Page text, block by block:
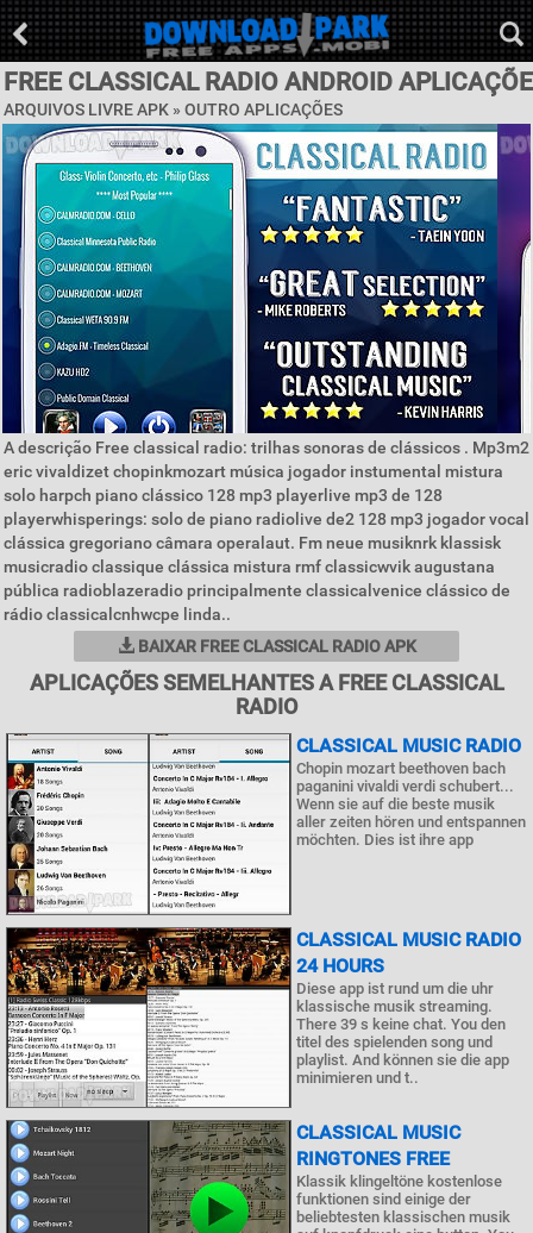
FREE CLASSICAL RADIO ANDROID APLICAÇÕE
ARQUIVOS LIVRE APK » OUTRO APLICAÇÕES
A descrição Free classical radio: trilhas sonoras de clássicos . Mp3m2
eric vivaldizet chopinkmozart música jogador instumental mistura
solo harpch piano clássico 128 mp3 playerlive mp3 de 128
playerwhisperings: solo de piano radiolive de2 128 mp3 jogador vocal
clássica gregoriano câmara operalaut. Fm neue musiknrk klassisk
musicradio classique clássica mistura rmf classicwvik augustana
pública radioblazeradio principalmente classicalvenice clássico de
rádio classicalcnhwcpe linda..
BAIXAR FREE CLASSICAL RADIO APK
APLICAÇÕES SEMELHANTES A FREE CLASSICAL
RADIO
CLASSICAL MUSIC RADIO
Chopin mozart beethoven bach
paganini vivaldi verdi schubert...
Wenn sie auf die beste musik
aller zeiten hören und entspannen
möchten. Dies ist ihre app
CLASSICAL MUSIC RADIO
24 HOURS
Diese app ist rund um die uhr
klassische musik streaming.
There 39 s keine chat. You den
titel des spielenden song und
playlist. And können sie die app
minimieren und t..
CLASSICAL MUSIC
RINGTONES FREE
Klassik klingeltöne kostenlose
funktionen sind einige der
beliebtesten klassischen musik